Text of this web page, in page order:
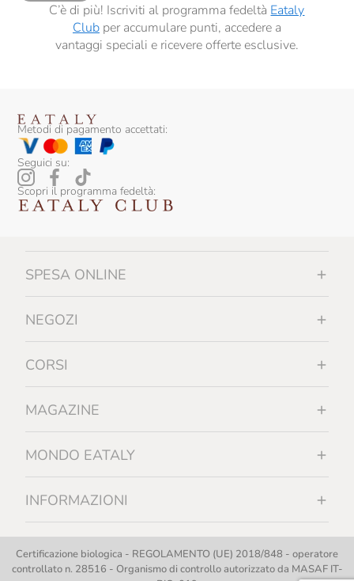
C’è di più! Iscriviti al programma fedeltà Eataly
Clubper accumulare punti, accedere a
vantaggi speciali e ricevere offerte esclusive.
Metodi di pagamento accettati:
Seguici su:
Scopri il programma fedeltà:
SPESA ONLINE
NEGOZI
CORSI
MAGAZINE
MONDO EATALY
INFORMAZIONI
Certificazione biologica - REGOLAMENTO (UE) 2018/848 - operatore
controllato n. 28516 - Organismo di controllo autorizzato da MASAF IT-